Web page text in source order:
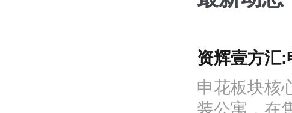
资辉壹方汇:
申花板块核
装公寓，在